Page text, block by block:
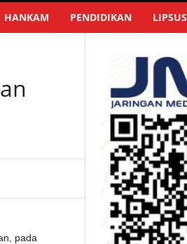
HANKAM PENDIDIKAN LIPSUS
pada